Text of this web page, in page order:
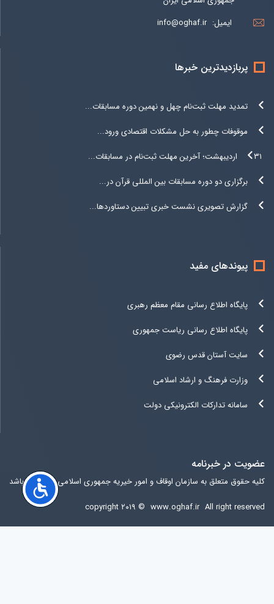
ایمیل: info@oghaf.ir
پربازدیدترین خبرها
تمدید مهلت ثبت‌نام چهل و نهمین دوره مسابقات...
موقوفات چطور به حل مشکلات اقتصادی ورود...
۳۱ اردیبهشت؛ آخرین مهلت ثبت‌نام در مسابقات...
برگزاری دو دوره مسابقات بین المللی قرآن در...
گزارش تصویری نشست خبری تبیین دستاوردها...
پیوندهای مفید
پایگاه اطلاع رسانی مقام معظم رهبری
پایگاه اطلاع رسانی ریاست جمهوری
سایت آستان قدس رضوی
وزارت فرهنگ و ارشاد اسلامی
سامانه تدارکات الکترونیکی دولت
عضویت در خبرنامه
کلیه حقوق متعلق به سازمان اوقاف و امور خیریه جمهوری اسلامی ایران می باشد
copyright ۲۰۱۹ © www.oghaf.ir All right reserved